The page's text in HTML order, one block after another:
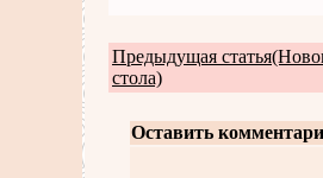
Предыдущая
стола)
Оставить